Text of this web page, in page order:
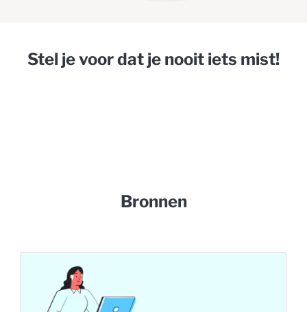
Stel je voor dat je nooit iets mist!
Bronnen